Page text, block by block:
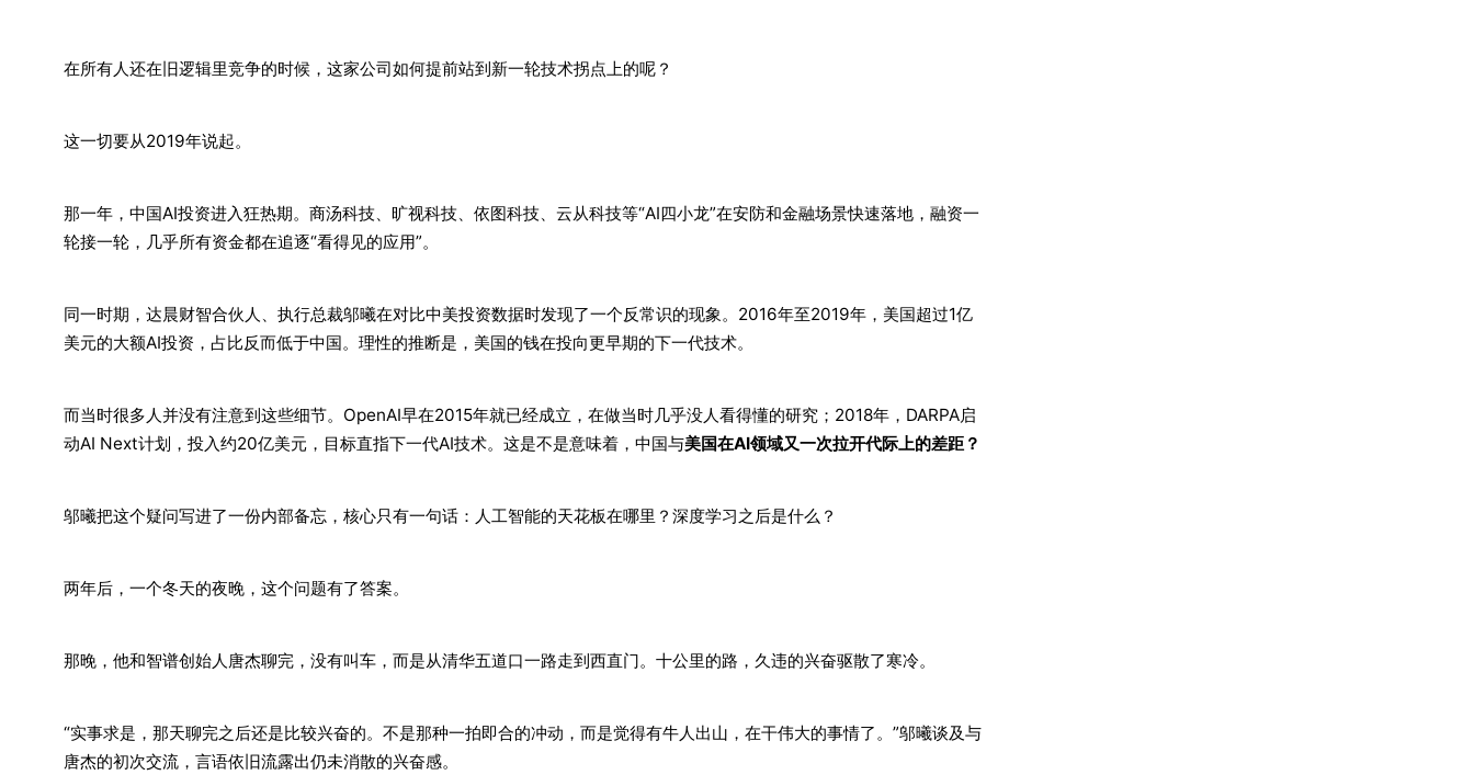
在所有人还在旧逻辑里竞争的时候，这家公司如何提前站到新一轮技术拐点上的呢？
这一切要从2019年说起。
那一年，中国AI投资进入狂热期。商汤科技、旷视科技、依图科技、云从科技等“AI四小龙”在安防和金融场景快速落地，融资一
轮接一轮，几乎所有资金都在追逐“看得见的应用”。
同一时期，达晨财智合伙人、执行总裁邬曦在对比中美投资数据时发现了一个反常识的现象。2016年至2019年，美国超过1亿
美元的大额AI投资，占比反而低于中国。理性的推断是，美国的钱在投向更早期的下一代技术。
而当时很多人并没有注意到这些细节。OpenAI早在2015年就已经成立，在做当时几乎没人看得懂的研究；2018年，DARPA启
动AI Next计划，投入约20亿美元，目标直指下一代AI技术。这是不是意味着，中国与美国在AI领域又一次拉开代际上的差距？
邬曦把这个疑问写进了一份内部备忘，核心只有一句话：人工智能的天花板在哪里？深度学习之后是什么？
两年后，一个冬天的夜晚，这个问题有了答案。
那晚，他和智谱创始人唐杰聊完，没有叫车，而是从清华五道口一路走到西直门。十公里的路，久违的兴奋驱散了寒冷。
“实事求是，那天聊完之后还是比较兴奋的。不是那种一拍即合的冲动，而是觉得有牛人出山，在干伟大的事情了。”邬曦谈及与
唐杰的初次交流，言语依旧流露出仍未消散的兴奋感。